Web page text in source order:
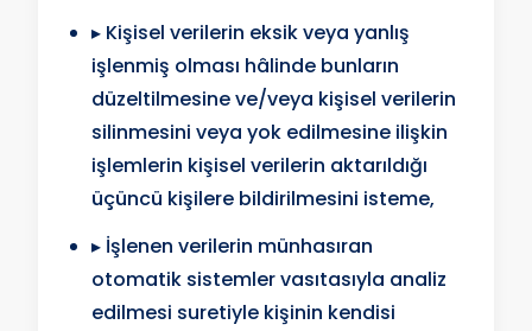
▸ Kişisel verilerin eksik veya yanlış
işlenmiş olması hâlinde bunların
düzeltilmesine ve/veya kişisel verilerin
silinmesini veya yok edilmesine ilişkin
işlemlerin kişisel verilerin aktarıldığı
üçüncü kişilere bildirilmesini isteme,
▸ İşlenen verilerin münhasıran
otomatik sistemler vasıtasıyla analiz
edilmesi suretiyle kişinin kendisi